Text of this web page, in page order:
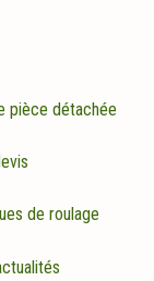
pièce détachée
de roulage